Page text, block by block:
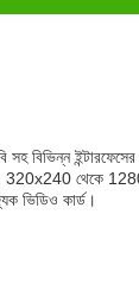
বিভিন্ন
320x240 থেকে
ভিডিও কার্ড।